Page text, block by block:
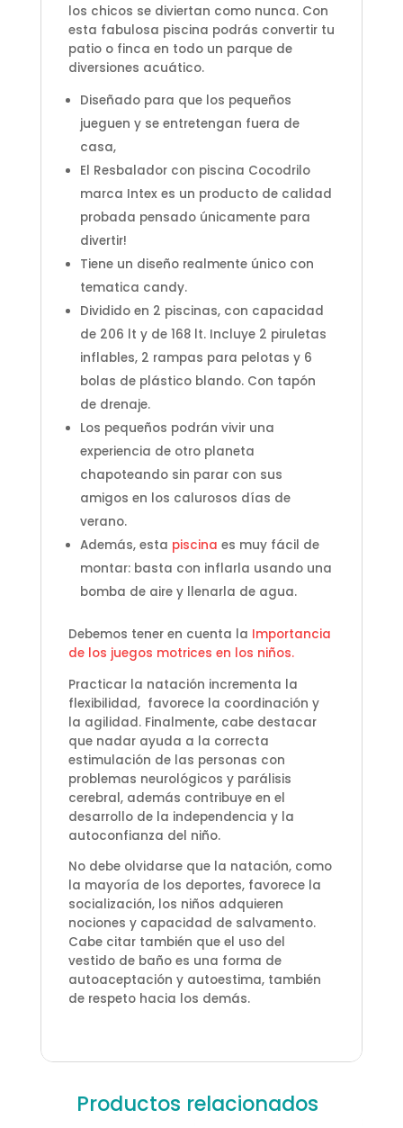
los chicos se diviertan como nunca. Con
esta fabulosa piscina podrás convertir tu
patio o finca en todo un parque de
diversiones acuático.
Diseñado para que los pequeños
jueguen y se entretengan fuera de
casa,
El Resbalador con piscina Cocodrilo
marca Intex es un producto de calidad
probada pensado únicamente para
divertir!
Tiene un diseño realmente único con
tematica candy.
Dividido en 2 piscinas, con capacidad
de 206 lt y de 168 lt. Incluye 2 piruletas
inflables, 2 rampas para pelotas y 6
bolas de plástico blando. Con tapón
de drenaje.
Los pequeños podrán vivir una
experiencia de otro planeta
chapoteando sin parar con sus
amigos en los calurosos días de
verano.
Además, esta piscina es muy fácil de
montar: basta con inflarla usando una
bomba de aire y llenarla de agua.
Debemos tener en cuenta la Importancia
de los juegos motrices en los niños.
Practicar la natación incrementa la
flexibilidad, favorece la coordinación y
la agilidad. Finalmente, cabe destacar
que nadar ayuda a la correcta
estimulación de las personas con
problemas neurológicos y parálisis
cerebral, además contribuye en el
desarrollo de la independencia y la
autoconfianza del niño.
No debe olvidarse que la natación, como
la mayoría de los deportes, favorece la
socialización, los niños adquieren
nociones y capacidad de salvamento.
Cabe citar también que el uso del
vestido de baño es una forma de
autoaceptación y autoestima, también
de respeto hacia los demás.
Productos relacionados